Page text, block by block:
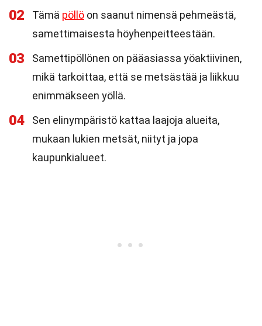
02 Tämä pöllö on saanut nimensä pehmeästä,
samettimaisesta höyhenpeitteestään.
03
Samettipöllönen on pääasiassa yöaktiivinen,
mikä tarkoittaa, että se metsästää ja liikkuu
enimmäkseen yöllä.
04
Sen elinympäristö kattaa laajoja alueita,
mukaan lukien metsät, niityt ja jopa
kaupunkialueet.